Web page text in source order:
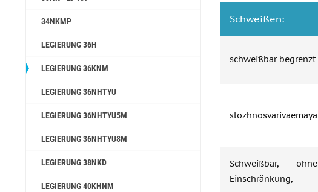
34NKMP
LEGIERUNG 36H
LEGIERUNG 36KNM
LEGIERUNG 36NHTYU
LEGIERUNG 36NHTYU5M
LEGIERUNG 36NHTYU8M
LEGIERUNG 38NKD
LEGIERUNG 40KHNM
Schweißen:
schweißbar begrenzt
slozhnosvarivaemaya
Schweißbar, ohne
Einschränkung,